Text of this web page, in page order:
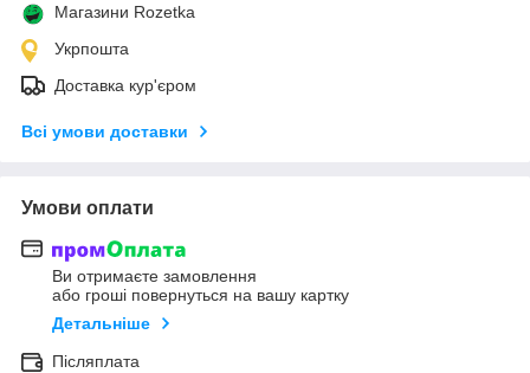
Магазини Rozetka
Укрпошта
Доставка кур'єром
Всі умови доставки
Умови оплати
Ви отримаєте замовлення
або гроші повернуться на вашу картку
Детальніше
Післяплата